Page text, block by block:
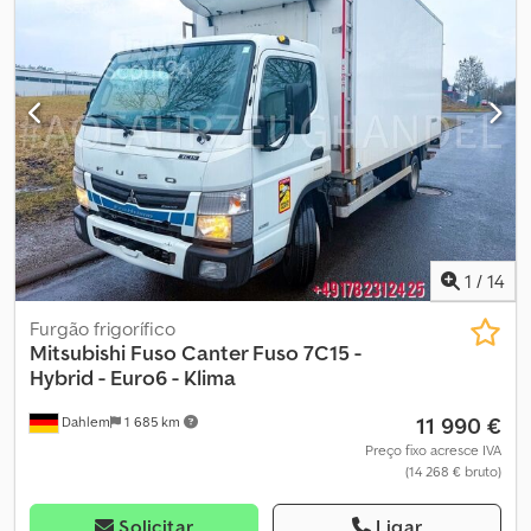
entre eixos 4300 mm, MD9 Cruise control, SA5 Airbag do
condutor, SH6 Banco conforto do condutor com suspensão
horizontal. Estamos disponíveis por telefone de segunda a sexta
até às 20:00 e aos sábados até às 16:00! Mais informações:
Leasing/financiamento e aceitação de retoma possíveis! Sujeito a
erro e venda prévia! Todas as informações sem garantia.
Dcodoxvpbtjpfx Ab Tsk
1 / 14
Dahlem 1 685 km
Furgão frigorífico
Mitsubishi FusoCanter Fuso 7C15 -
Hybrid - Euro6 - Klima
11 990 €
Preço fixo acresce IVA
(14 268 € bruto)